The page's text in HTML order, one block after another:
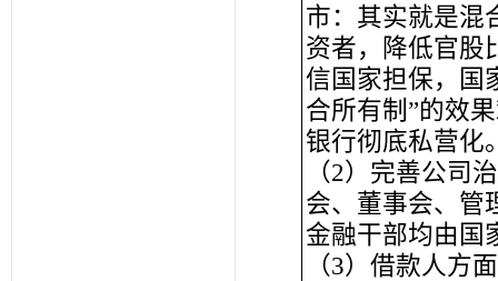
市：其实就是混
资者，降低官股
信国家担保，国
合所有制”的效
银行彻底私营化
（2）完善公司
会、董事会、管
金融干部均由国
（3）借款人方